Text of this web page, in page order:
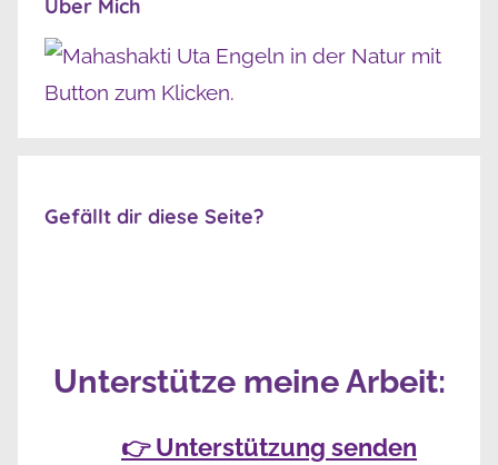
Über Mich
Gefällt dir diese Seite?
Unterstütze meine Arbeit:
👉 Unterstützung senden